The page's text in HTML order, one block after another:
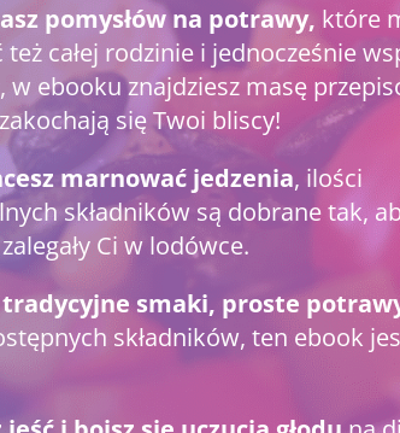
pomysłów na potrawy, które
całej rodzinie i jednocześnie
w ebooku znajdziesz masę
się Twoi bliscy!
marnować jedzenia, ilości
składników są dobrane tak,
Ci w lodówce.
tradycyjne smaki, proste
składników, ten ebook